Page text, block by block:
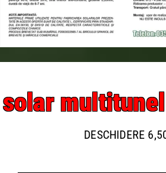
solar multitunel
DESCHIDERE